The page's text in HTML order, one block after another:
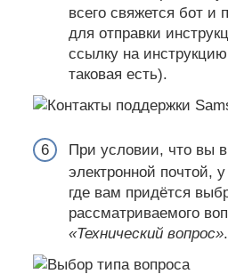
всего свяжется бот и
для отправки
ссылку на
таковая есть).
При условии, что вы
электронной почтой,
где вам придётся
рассматриваемого
«Технический вопрос».